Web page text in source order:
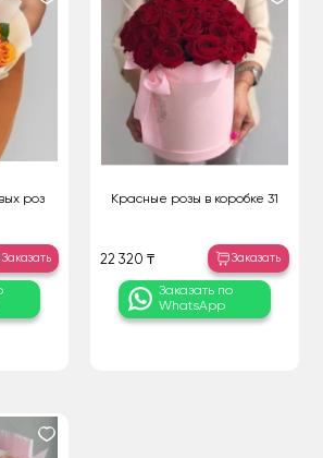
роз
Заказать
Красные розы в коробке 31
22 320 ₸ Заказать
Заказать по
WhatsApp